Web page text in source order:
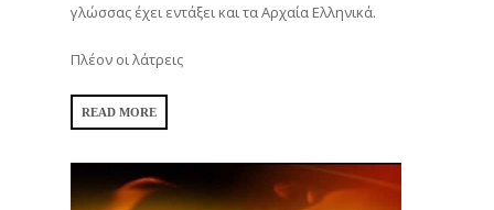
γλώσσας έχει εντάξει και τα Αρχαία Ελληνικά.
Πλέον οι λάτρεις
READ MORE